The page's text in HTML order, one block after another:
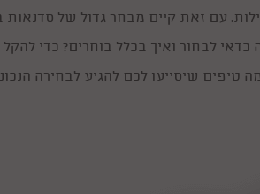
עם זאת קיים מבחר גדול של סדנאות
לבחור ואיך בכלל בוחרים? כדי
טיפים שיסייעו לכם להגיע לבחירה